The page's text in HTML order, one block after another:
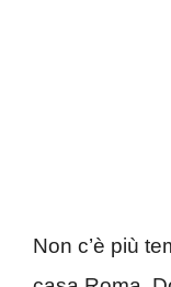
Non c’è più